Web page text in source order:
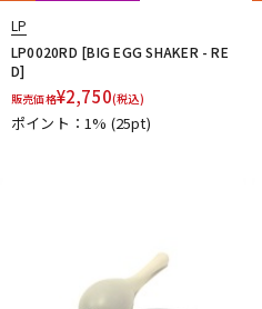
LP
LP0020RD [BIG EGG SHAKER - RE
D]
販売価格¥2,750(税込)
ポイント：1% (25pt)